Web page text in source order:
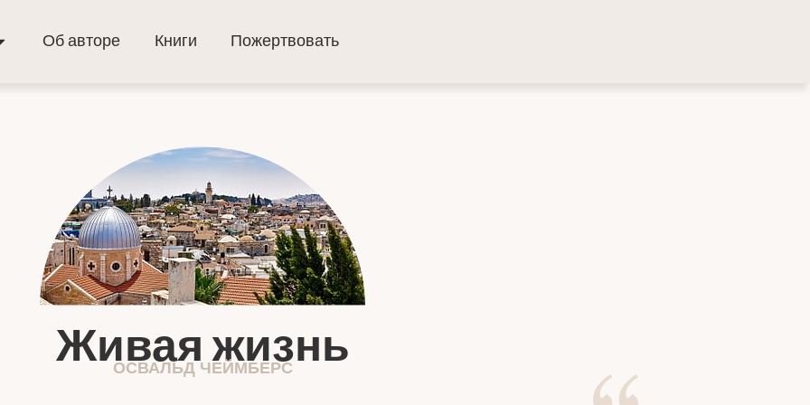
Об авторе Книги Пожертвовать
Живая жизнь
ОСВАЛЬД ЧЕЙМБЕРС